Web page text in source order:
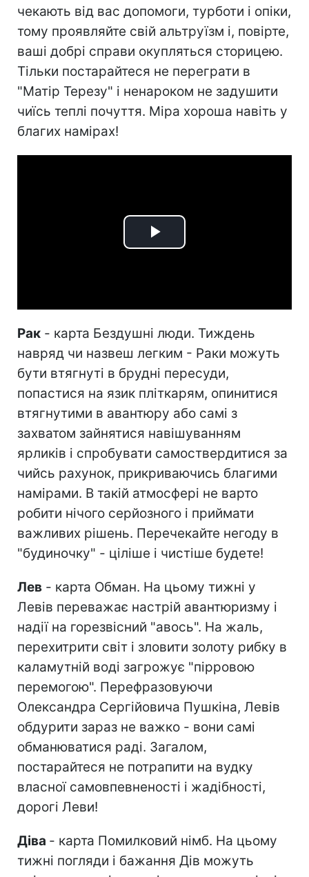
чекають від вас допомоги, турботи і опіки,
тому проявляйте свій альтруїзм і, повірте,
ваші добрі справи окупляться сторицею.
Тільки постарайтеся не переграти в
"Матір Терезу" і ненароком не задушити
чиїсь теплі почуття. Міра хороша навіть у
благих намірах!
Play
Рак - карта Бездушні люди. Тиждень
навряд чи назвеш легким - Раки можуть
бути втягнуті в брудні пересуди,
попастися на язик пліткарям, опинитися
втягнутими в авантюру або самі з
захватом зайнятися навішуванням
ярликів і спробувати самоствердитися за
чийсь рахунок, прикриваючись благими
намірами. В такій атмосфері не варто
робити нічого серйозного і приймати
важливих рішень. Перечекайте негоду в
"будиночку" - ціліше і чистіше будете!
Лев - карта Обман. На цьому тижні у
Левів переважає настрій авантюризму і
надії на горезвісний "авось". На жаль,
перехитрити світ і зловити золоту рибку в
каламутній воді загрожує "пірровою
перемогою". Перефразовуючи
Олександра Сергійовича Пушкіна, Левів
обдурити зараз не важко - вони самі
обманюватися раді. Загалом,
постарайтеся не потрапити на вудку
власної самовпевненості і жадібності,
дорогі Леви!
Діва - карта Помилковий німб. На цьому
тижні погляди і бажання Дів можуть